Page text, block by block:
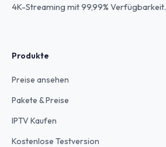
4K-Streaming mit 99,99% Verfügbarkeit.
Produkte
Preise ansehen
Pakete & Preise
IPTV Kaufen
Kostenlose Testversion